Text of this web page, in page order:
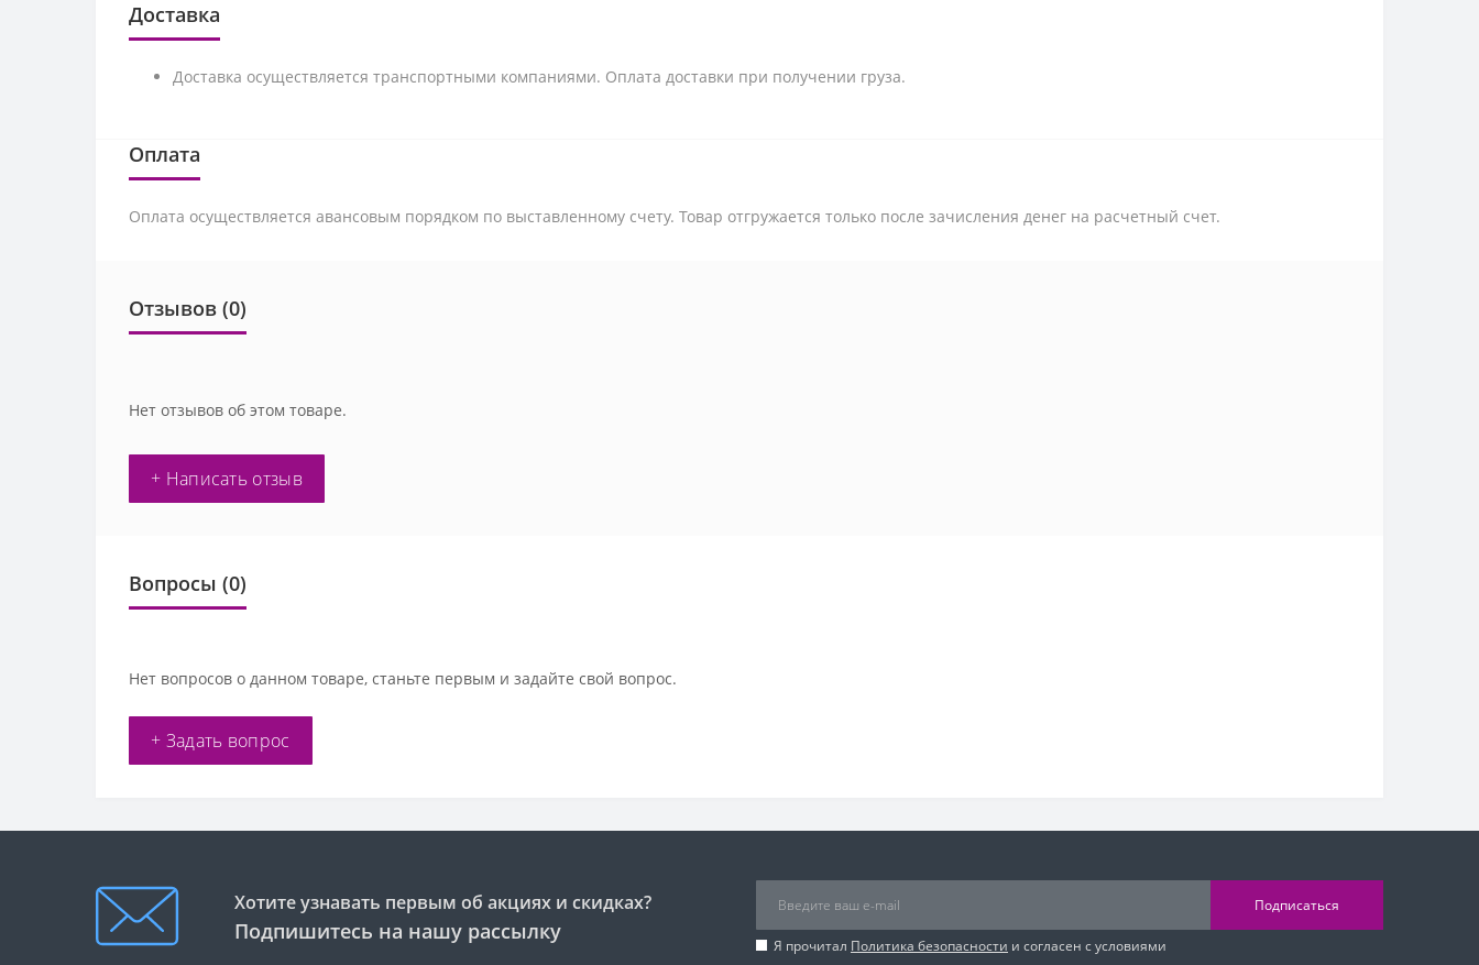
Доставка
Доставка осуществляется транспортными компаниями. Оплата доставки при получении груза.
Оплата
Оплата осуществляется авансовым порядком по выставленному счету. Товар отгружается только после зачисления денег на расчетный счет.
Отзывов (0)
Нет отзывов об этом товаре.
+ Написать отзыв
Вопросы (0)
Нет вопросов о данном товаре, станьте первым и задайте свой вопрос.
+ Задать вопрос
Хотите узнавать первым об акциях и скидках?
Подпишитесь на нашу рассылку
Подписаться
Я прочитал Политика безопасности и согласен с условиями